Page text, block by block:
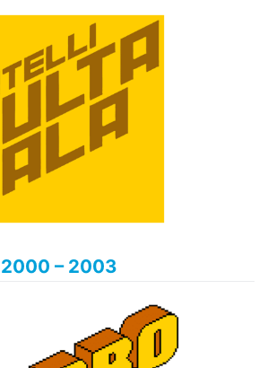
2000 – 2003